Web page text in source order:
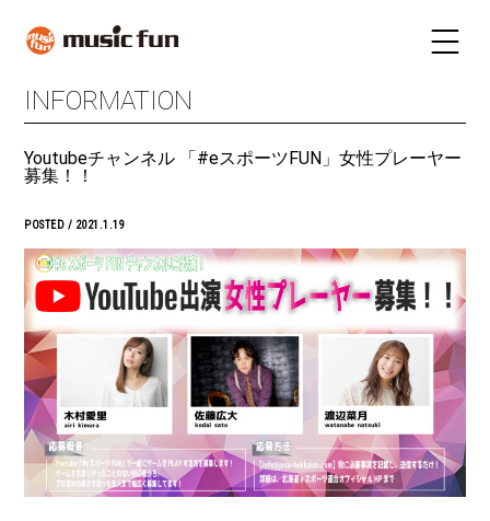
LIVE SCHEDULE
STAY INFORMATION
MAIL MAGAZINE
INFORMATION
Youtubeチャンネル 「#eスポーツFUN」女性プレーヤー
募集！！
POSTED / 2021.1.19